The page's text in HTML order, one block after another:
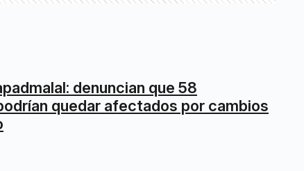
denuncian que 58
quedar afectados por cambios